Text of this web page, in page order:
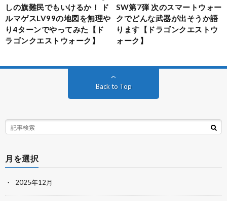
しの旗難民でもいけるか！ ド
ルマゲスLV99の地図を無理や
り4ターンでやってみた【ド
ラゴンクエストウォーク】
SW第7弾 次のスマートウォー
クでどんな武器が出そうか語
ります【ドラゴンクエストウ
ォーク】
Back to Top
月を選択
2025年12月